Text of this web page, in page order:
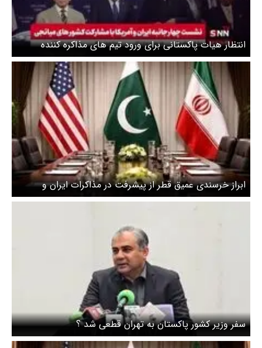
انتظار هیات پاکستانی برای ورود تیم های مذاکره کننده
کنندگان جمهوری اسلامی ایران و آمریکا
ابراز خرسندی عمیق قطر از پیشرفت در مذاکرات ایران و
آمریکا
سفر وزیر کشور پاکستان به تهران قطعی شد ؟